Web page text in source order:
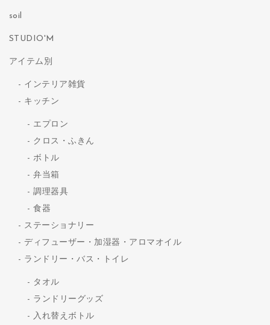
soil
STUDIO'M
アイテム別
インテリア雑貨
キッチン
エプロン
クロス・ふきん
ボトル
弁当箱
調理器具
食器
ステーショナリー
ディフューザー・加湿器・アロマオイル
ランドリー・バス・トイレ
タオル
ランドリーグッズ
入れ替えボトル